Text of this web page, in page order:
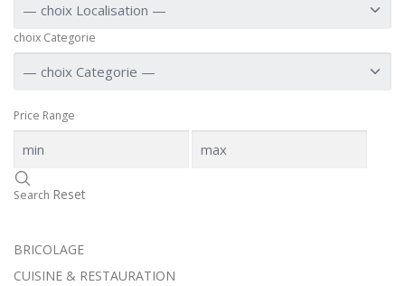
choix Categorie
Price Range
Search Reset
BRICOLAGE
CUISINE & RESTAURATION